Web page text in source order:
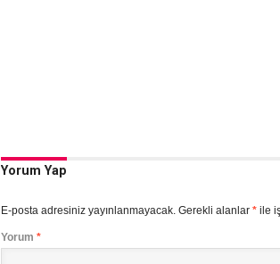
Yorum Yap
E-posta adresiniz yayınlanmayacak. Gerekli alanlar *ile
Yorum *